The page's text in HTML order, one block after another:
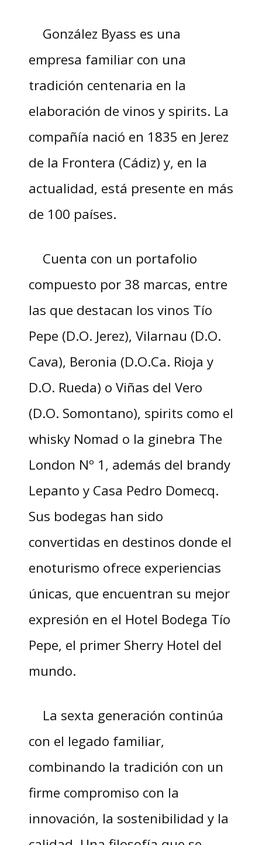
González Byass es una
empresa familiar con una
tradición centenaria en la
elaboración de vinos y spirits. La
compañía nació en 1835 en Jerez
de la Frontera (Cádiz) y, en la
actualidad, está presente en más
de 100 países.
Cuenta con un portafolio
compuesto por 38 marcas, entre
las que destacan los vinos Tío
Pepe (D.O. Jerez), Vilarnau (D.O.
Cava), Beronia (D.O.Ca. Rioja y
D.O. Rueda) o Viñas del Vero
(D.O. Somontano), spirits como el
whisky Nomad o la ginebra The
London Nº 1, además del brandy
Lepanto y Casa Pedro Domecq.
Sus bodegas han sido
convertidas en destinos donde el
enoturismo ofrece experiencias
únicas, que encuentran su mejor
expresión en el Hotel Bodega Tío
Pepe, el primer Sherry Hotel del
mundo.
La sexta generación continúa
con el legado familiar,
combinando la tradición con un
firme compromiso con la
innovación, la sostenibilidad y la